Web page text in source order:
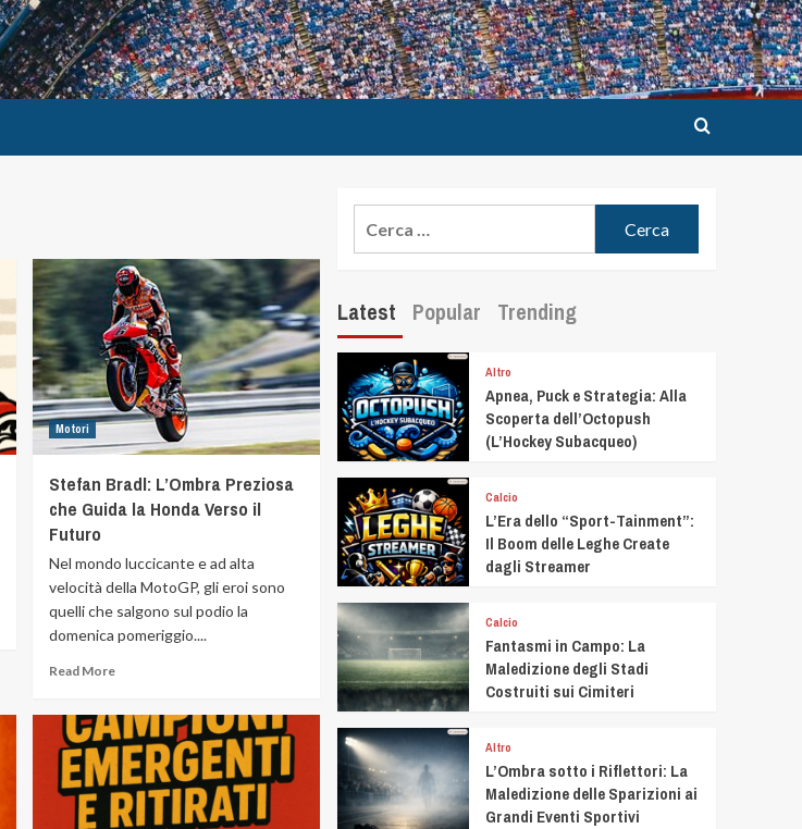
Motori
Stefan Bradl: L’Ombra Preziosa
che Guida la Honda Verso il
Futuro
Nel mondo luccicante e ad alta
velocità della MotoGP, gli eroi sono
quelli che salgono sul podio la
domenica pomeriggio....
Read More
Latest Popular Trending
Altro
Apnea, Puck e Strategia: Alla
Scoperta dell’Octopush
(L’Hockey Subacqueo)
Calcio
L’Era dello “Sport-Tainment”:
Il Boom delle Leghe Create
dagli Streamer
Calcio
Fantasmi in Campo: La
Maledizione degli Stadi
Costruiti sui Cimiteri
Altro
L’Ombra sotto i Riflettori: La
Maledizione delle Sparizioni ai
Grandi Eventi Sportivi